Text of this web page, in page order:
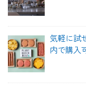
気軽に試
内で購入